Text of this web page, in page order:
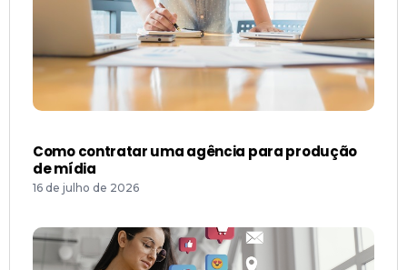
Como contratar uma agência para produção
de mídia
16 de julho de 2026